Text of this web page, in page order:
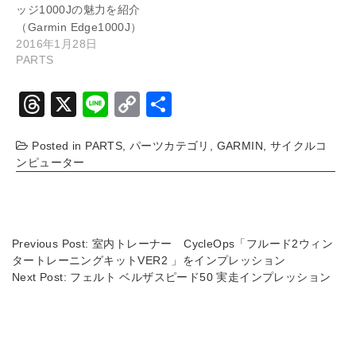
ッジ1000Jの魅力を紹介
（Garmin Edge1000J）
2016年1月28日
PARTS
T
e
a
X
Li
e
C
p
y
n
k
Posted in PARTS,パーツカテゴリ , GARMIN, サイクルコ
ンピューター
Previous Post:室内トレーナー CycleOps「フルード2ウィン
タートレーニングキットVER2 」をインプレッション
Next Post: フェルト ベルザスピード50 実走インプレッション